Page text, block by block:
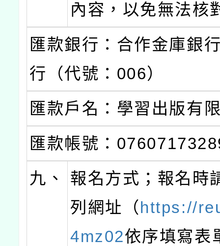
內容，以免無法核
匯款銀行：合作金庫銀
行（代號：006）
匯款戶名：學習出版有
匯款帳號：
九、
報名方式；報名時
列網址（https://
4mz02依序填寫表